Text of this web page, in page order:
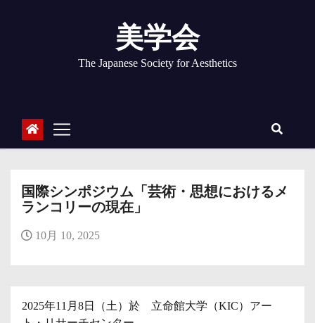
美学会
The Japanese Society for Aesthetics
国際シンポジウム「芸術・思想におけるメ
ランコリーの現在」
10月 10, 2025
2025年11月8日（土）於 立命館大学（KIC）アー